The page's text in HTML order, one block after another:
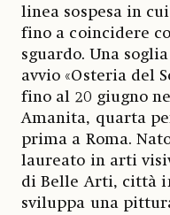
linea sospesa in
fino a coincidere
sguardo. Una
avvio «Osteria del
fino al 20 giugno
Amanita, quarta
prima a Roma.
laureato in arti
di Belle Arti, città
sviluppa una